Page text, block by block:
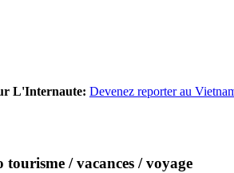
L'Internaute: Devenez reporter au
tourisme / vacances / voyage